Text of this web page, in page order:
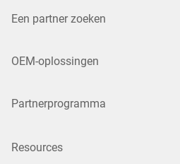
Een partner zoeken
OEM-oplossingen
Partnerprogramma
Resources